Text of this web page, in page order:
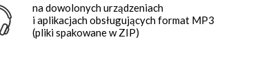
na dowolonych urządzeniach
i aplikacjach obsługujących format MP3
(pliki spakowane w ZIP)